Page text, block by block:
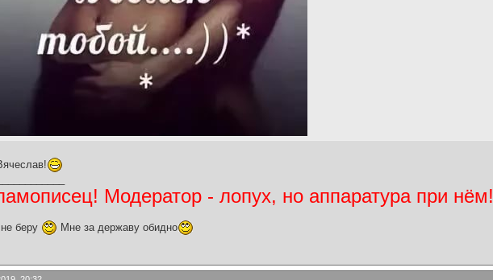
Модератор - лопух, но аппаратура при нём!
беру Мне за державу обидно